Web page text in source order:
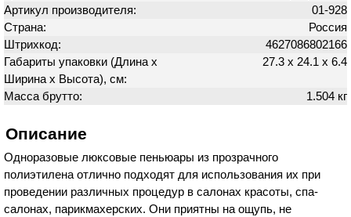
Артикул производителя:
01-928
Страна:
Россия
Штрихкод:
4627086802166
Габариты упаковки (Длина х
Ширина х Высота), см:
27.3 х 24.1 х 6.4
Масса брутто: 1.504 кг
Описание
Одноразовые люксовые пеньюары из прозрачного
полиэтилена отлично подходят для использования их при
проведении различных процедур в салонах красоты, спа-
салонах, парикмахерских. Они приятны на ощупь, не